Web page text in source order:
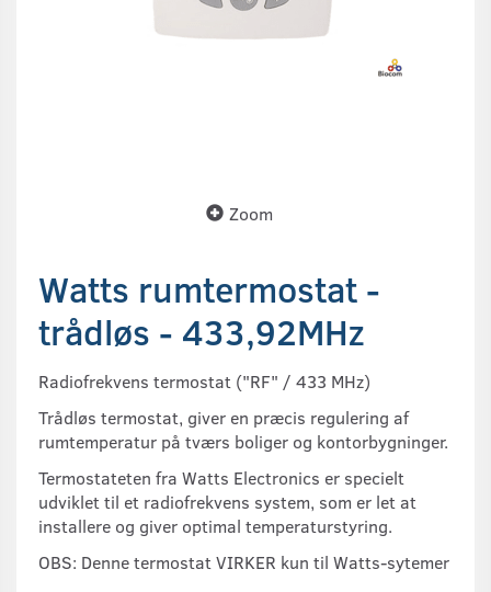
Zoom
Watts rumtermostat -
trådløs - 433,92MHz
Radiofrekvens termostat ("RF" / 433 MHz)
Trådløs termostat, giver en præcis regulering af
rumtemperatur på tværs boliger og kontorbygninger.
Termostateten fra Watts Electronics er specielt
udviklet til et radiofrekvens system, som er let at
installere og giver optimal temperaturstyring.
OBS: Denne termostat VIRKER kun til Watts-sytemer